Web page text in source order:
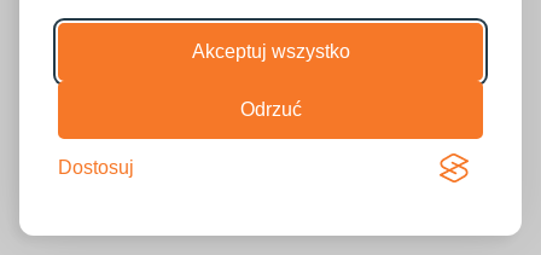
Akceptuj wszystko
Odrzuć
Dostosuj